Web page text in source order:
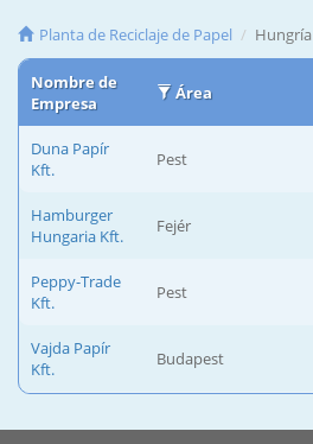
Planta de Reciclaje de Papel Hungría
Nombre de
Empresa
Área
Duna Papír
Kft.
Pest
Hamburger
Hungaria Kft.
Fejér
Peppy-Trade
Kft.
Pest
Vajda Papír
Kft.
Budapest